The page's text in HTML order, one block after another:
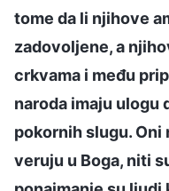
tome da li njihove
zadovoljene, a
crkvama i među
naroda imaju ulogu
pokornih slugu.
veruju u Boga, niti